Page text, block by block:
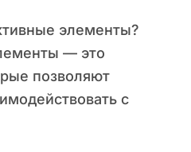
— это
позволяют
с